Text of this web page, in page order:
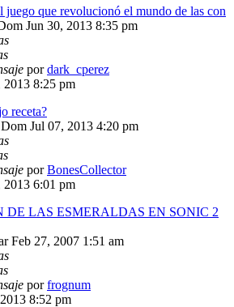
juego que revolucionó el mundo de las con
Jun 30, 2013 8:35 pm
pordark_cperez
2013 8:25 pm
receta?
Dom Jul 07, 2013 4:20 pm
porBonesCollector
6:01 pm
DE LAS ESMERALDAS EN SONIC 2
Feb 27, 2007 1:51 am
porfrognum
8:52 pm